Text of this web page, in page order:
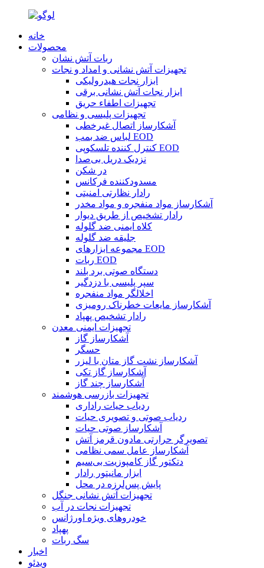
خانه
محصولات
ربات آتش نشان
تجهیزات آتش نشانی و امداد و نجات
ابزار نجات هیدرولیکی
ابزار نجات آتش نشانی برقی
تجهیزات اطفاء حریق
تجهیزات پلیسی و نظامی
آشکارساز اتصال غیرخطی
لباس ضد بمب EOD
کنترل کننده تلسکوپی EOD
نزدیک دریل بی‌صدا
در شکن
مسدودکننده فرکانس
رادار نظارتی امنیتی
آشکارساز مواد منفجره و مواد مخدر
رادار تشخیص از طریق دیوار
کلاه ایمنی ضد گلوله
جلیقه ضد گلوله
مجموعه ابزارهای EOD
ربات EOD
دستگاه صوتی برد بلند
سپر پلیسی با دزدگیر
اخلالگر مواد منفجره
آشکارساز مایعات خطرناک رومیزی
رادار تشخیص پهپاد
تجهیزات ایمنی معدن
آشکارساز گاز
حسگر
آشکارساز نشت گاز متان با لیزر
آشکارساز گاز تکی
آشکارساز چند گاز
تجهیزات بازرسی هوشمند
ردیاب حیات راداری
ردیاب صوتی و تصویری حیات
آشکارساز صوتی حیات
تصویرگر حرارتی مادون قرمز آتش
آشکارساز عامل سمی نظامی
دتکتور گاز کامپوزیت بی‌سیم
ابزار مانیتور رادار
پایش پس‌لرزه در محل
تجهیزات آتش نشانی جنگل
تجهیزات نجات در آب
خودروهای ویژه اورژانس
پهپاد
سگ ربات
اخبار
ویدئو